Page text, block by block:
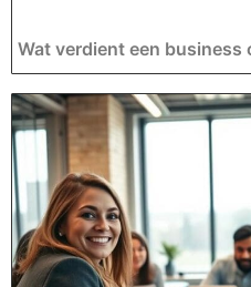
Wat verdient een business